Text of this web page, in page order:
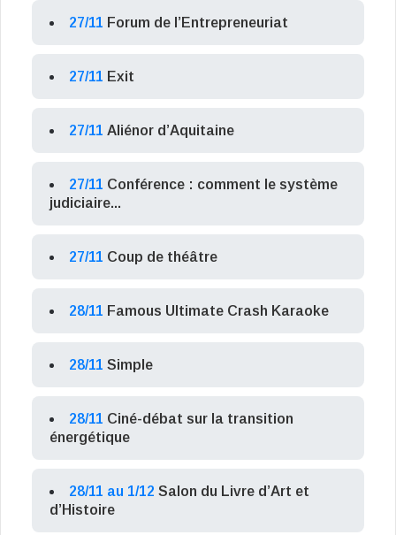
27/11 Forum de l’Entrepreneuriat
27/11 Exit
27/11 Aliénor d’Aquitaine
27/11 Conférence : comment le système
judiciaire...
27/11 Coup de théâtre
28/11 Famous Ultimate Crash Karaoke
28/11 Simple
28/11 Ciné-débat sur la transition
énergétique
28/11 au 1/12 Salon du Livre d’Art et
d’Histoire